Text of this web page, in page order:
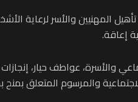
المهنيين والأسر لرعاية
إعاقة.
والأسرة، عواطف حيار،
والمرسوم المتعلق